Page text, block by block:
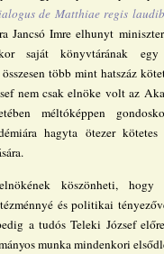
de Matthiae regis
Jancsó Imre elhunyt
saját könyvtárának egy
több mint hatszáz
nem csak elnöke volt az
méltóképpen
hagyta ötezer kötetes
köszönheti, hogy
és politikai
a tudós Teleki József
munka mindenkori